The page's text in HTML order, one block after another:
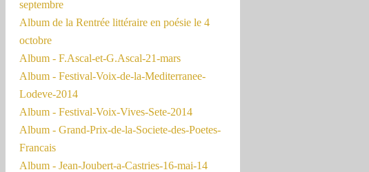
septembre
Album de la Rentrée littéraire en poésie le 4
octobre
Album - F.Ascal-et-G.Ascal-21-mars
Album - Festival-Voix-de-la-Mediterranee-
Lodeve-2014
Album - Festival-Voix-Vives-Sete-2014
Album - Grand-Prix-de-la-Societe-des-Poetes-
Francais
Album - Jean-Joubert-a-Castries-16-mai-14